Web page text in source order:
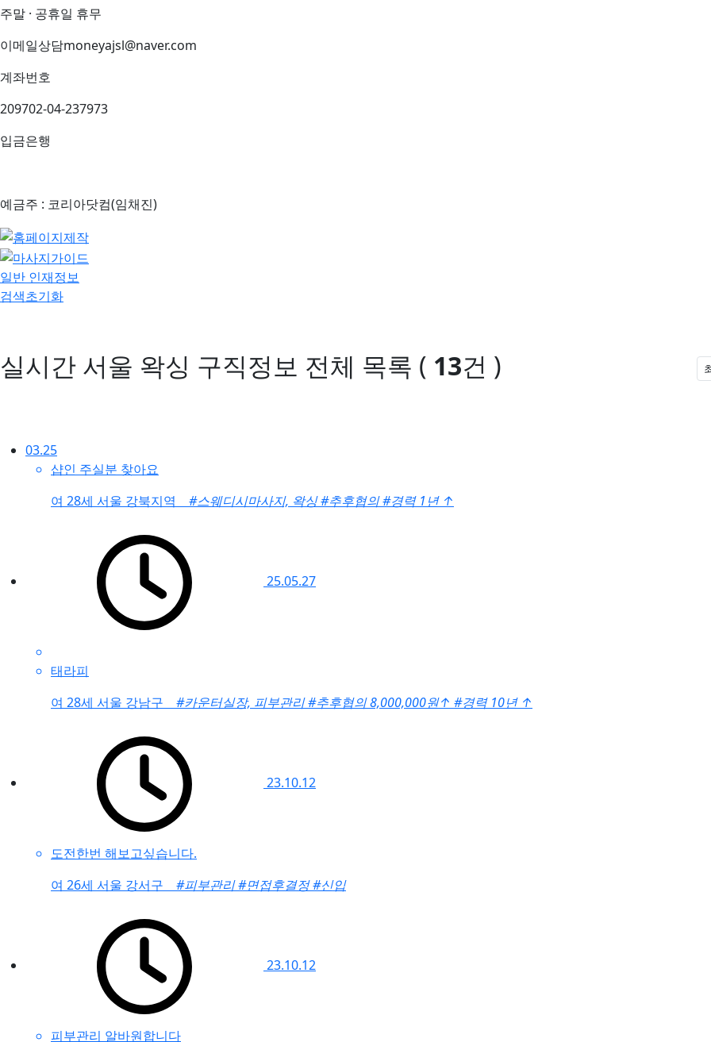
주말 · 공휴일 휴무
이메일상담moneyajsl@naver.com
계좌번호
209702-04-237973
입금은행
예금주 : 코리아닷컴(임채진)
일반 인재정보
검색초기화
실시간 서울 왁싱 구직정보 전체 목록 ( 13건 )
03.25
샵인 주실분 찾아요
여 28세 서울 강북지역 #스웨디시마사지, 왁싱#추후협의#경력 1년 ↑
25.05.27
태라피
여 28세 서울 강남구 #카운터실장, 피부관리#추후협의 8,000,000원↑ #경력 10년 ↑
23.10.12
도전한번 해보고싶습니다.
여 26세 서울 강서구 #피부관리#면접후결정#신입
23.10.12
피부관리 알바원합니다